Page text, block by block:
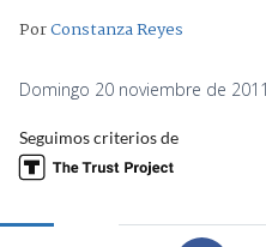
PorConstanza Reyes
Domingo 20 noviembre de
Seguimos criterios de